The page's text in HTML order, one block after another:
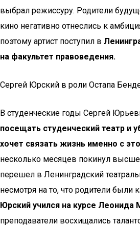
выбрал режиссуру. Родители
кино негативно отнеслись к
поэтому артист поступил в
на факультет правоведения.
Сергей Юрский в роли Остапа
В студенческие годы Сергей
посещать студенческий театр и
хочет связать жизнь именно с
несколько месяцев покинул
перешел в Ленинградский
несмотря на то, что родители были
Юрский учился на курсе Леонида
преподаватели восхищались